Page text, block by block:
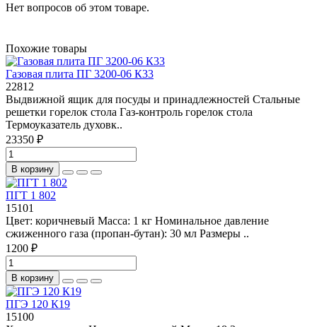
Нет вопросов об этом товаре.
Похожие товары
Газовая плита ПГ 3200-06 К33
22812
Выдвижной ящик для посуды и принадлежностей Стальные
решетки горелок стола Газ-контроль горелок стола
Термоуказатель духовк..
23350 ₽
В корзину
ПГТ 1 802
15101
Цвет: коричневый Масса: 1 кг Номинальное давление
сжиженного газа (пропан-бутан): 30 мл Размеры ..
1200 ₽
В корзину
ПГЭ 120 К19
15100